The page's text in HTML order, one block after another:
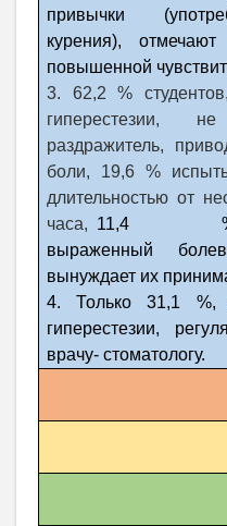
привычки
курения),
повышенной
3. 62,2 %
гиперестезии,
раздражитель,
боли, 19,6 %
длительностью от
часа, 11,4 %
выраженный
вынуждает их
4. Только 31,1 %,
гиперестезии,
врачу- стоматологу.